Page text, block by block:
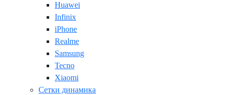
Huawei
Infinix
iPhone
Realme
Samsung
Tecno
Xiaomi
Сетки динамика